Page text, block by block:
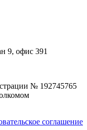
9, офис 391
№ 192745765
соглашение